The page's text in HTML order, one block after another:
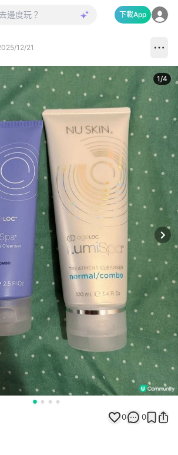
下載App
12/21
1/4
0 0